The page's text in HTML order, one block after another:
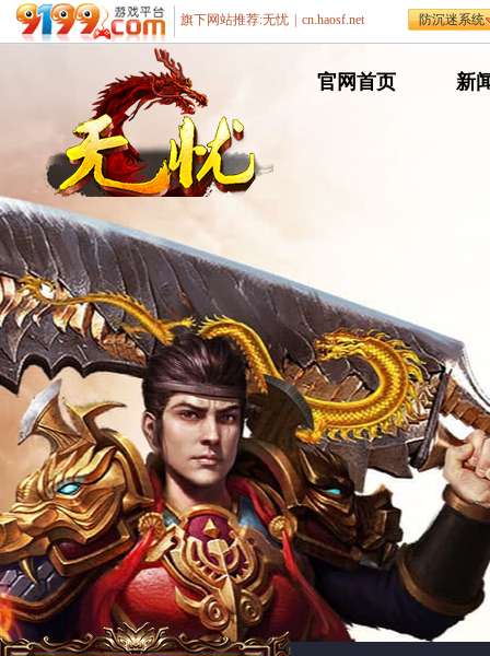
网
官网首页
网
新
遨游游戏平台
旗下网站推荐:无忧 cn.haosf.net 防沉迷系统